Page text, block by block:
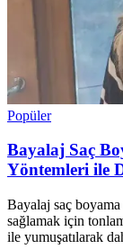
Popüler
Bayalaj Saç
Yöntemleri ile
Bayalaj saç
sağlamak için
ile yumuşatılarak